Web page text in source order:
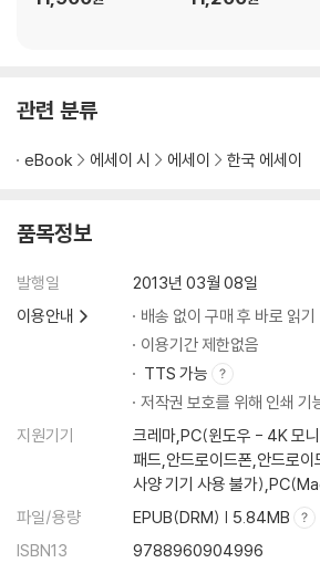
2. 균열과 냉기
결혼한 여자의 마지막 숨결 사랑과 경멸
금발은 신사를 안 좋아한다 마돈나의 수잔을 찾아
매춘의 은밀한 매력 세브린느 1
불꽃 속에 죽다 에이리언 3
메건·매그넘·메트로폴리스 블루 스틸
여피, 지옥에 가다 장미의 전쟁
세 여자와 아기 바구니 이스트윅의 악녀들
모르는 여인으로부터의 고백 또다른 여인
꿈을 꾸듯이 잠들고 싶다 아이다호
홍콩보다 낯선 곳을 향해 가는 미스터리 트레인
시체 강탈자의 침공 스탠 바이 미
나는 고백한다 마더 나이트
인형의 삶으로부터 베로니카의 이중생활
와일드 번치 아메리칸 히스토리 X
관련 분류
eBook 에세이 시 에세이 한국 에세이
품목정보
발행일
2013년 03월 08일
이용안내
배송 없이 구매 후 바로 읽기
이용기간 제한없음
TTS 가능
저작권 보호를 위해 인쇄 기
지원기기
크레마,PC(윈도우 - 4K 모
패드,안드로이드폰,안드로
사양 기기 사용 불가
파일/용량
EPUB(DRM) | 5.84MB
ISBN13
9788960904996